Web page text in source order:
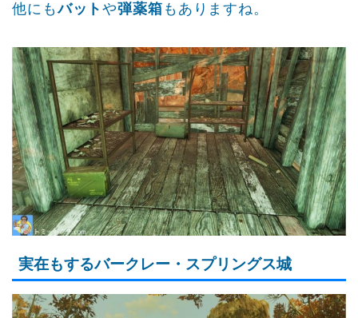
他にもバットや弾薬箱 もありますね。
実在もするバークレー・スプリングス城